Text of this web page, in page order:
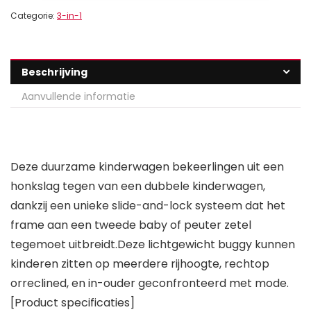
Categorie: 3-in-1
Beschrijving
Aanvullende informatie
Deze duurzame kinderwagen bekeerlingen uit een
honkslag tegen van een dubbele kinderwagen,
dankzij een unieke slide-and-lock systeem dat het
frame aan een tweede baby of peuter zetel
tegemoet uitbreidt.Deze lichtgewicht buggy kunnen
kinderen zitten op meerdere rijhoogte, rechtop
orreclined, en in-ouder geconfronteerd met mode.
[Product specificaties]